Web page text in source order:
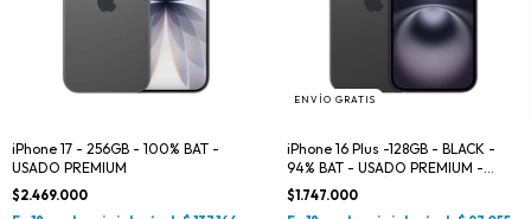
iPhone 17 - 256GB - 100% BAT -
USADO PREMIUM
$2.469.000
ENVÍO GRATIS
iPhone 16 Plus -128GB - BLACK -
94% BAT - USADO PREMIUM -
OFERTA DEL DÍA
$1.747.000